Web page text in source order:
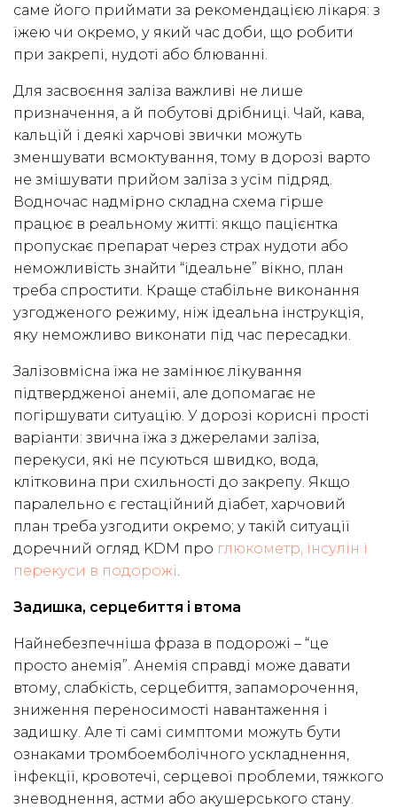
саме його приймати за рекомендацією лікаря: з
їжею чи окремо, у який час доби, що робити
при закрепі, нудоті або блюванні.
Для засвоєння заліза важливі не лише
призначення, а й побутові дрібниці. Чай, кава,
кальцій і деякі харчові звички можуть
зменшувати всмоктування, тому в дорозі варто
не змішувати прийом заліза з усім підряд.
Водночас надмірно складна схема гірше
працює в реальному житті: якщо пацієнтка
пропускає препарат через страх нудоти або
неможливість знайти “ідеальне” вікно, план
треба спростити. Краще стабільне виконання
узгодженого режиму, ніж ідеальна інструкція,
яку неможливо виконати під час пересадки.
Залізовмісна їжа не замінює лікування
підтвердженої анемії, але допомагає не
погіршувати ситуацію. У дорозі корисні прості
варіанти: звична їжа з джерелами заліза,
перекуси, які не псуються швидко, вода,
клітковина при схильності до закрепу. Якщо
паралельно є гестаційний діабет, харчовий
план треба узгодити окремо; у такій ситуації
доречний огляд KDM про глюкометр, інсулін і
перекуси в подорожі.
Задишка, серцебиття і втома
Найнебезпечніша фраза в подорожі – “це
просто анемія”. Анемія справді може давати
втому, слабкість, серцебиття, запаморочення,
зниження переносимості навантаження і
задишку. Але ті самі симптоми можуть бути
ознаками тромбоемболічного ускладнення,
інфекції, кровотечі, серцевої проблеми, тяжкого
зневоднення, астми або акушерського стану.